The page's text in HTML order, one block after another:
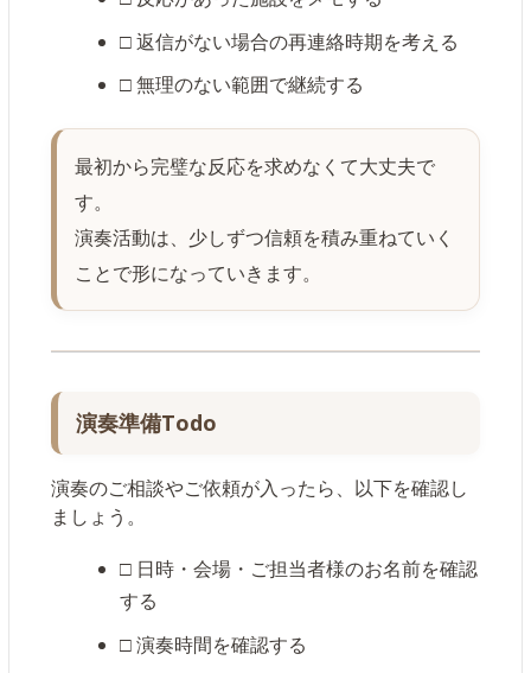
□ 返信がない場合の再連絡時期を考える
□ 無理のない範囲で継続する
最初から完璧な反応を求めなくて大丈夫で
す。
演奏活動は、少しずつ信頼を積み重ねていく
ことで形になっていきます。
演奏準備Todo
演奏のご相談やご依頼が入ったら、以下を確認し
ましょう。
□ 日時・会場・ご担当者様のお名前を確認
する
□ 演奏時間を確認する